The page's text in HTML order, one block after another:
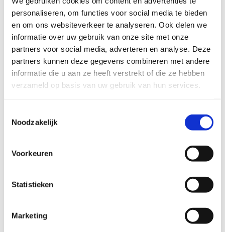
personaliseren, om functies voor social media te bieden
en om ons websiteverkeer te analyseren. Ook delen we
informatie over uw gebruik van onze site met onze
partners voor social media, adverteren en analyse. Deze
partners kunnen deze gegevens combineren met andere
informatie die u aan ze heeft verstrekt of die ze hebben
verzameld op basis van uw gebruik van hun services.
Noodzakelijk
Voorkeuren
Statistieken
Marketing